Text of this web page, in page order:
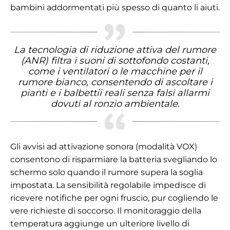
bambini addormentati più spesso di quanto li aiuti.
La tecnologia di riduzione attiva del rumore
(ANR) filtra i suoni di sottofondo costanti,
come i ventilatori o le macchine per il
rumore bianco, consentendo di ascoltare i
pianti e i balbettii reali senza falsi allarmi
dovuti al ronzio ambientale.
Gli avvisi ad attivazione sonora (modalità VOX)
consentono di risparmiare la batteria svegliando lo
schermo solo quando il rumore supera la soglia
impostata. La sensibilità regolabile impedisce di
ricevere notifiche per ogni fruscio, pur cogliendo le
vere richieste di soccorso. Il monitoraggio della
temperatura aggiunge un ulteriore livello di